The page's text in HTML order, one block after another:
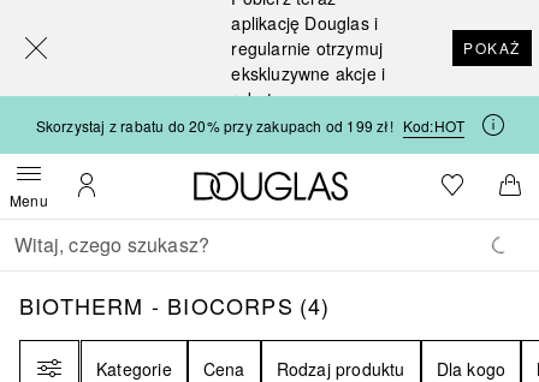
aplikację Douglas i
regularnie otrzymuj
ekskluzywne akcje i
rabaty
POKAŻ
Skorzystaj z rabatu do 20% przy zakupach od 199 zł! Kod:HOT
MenuOtwórz menuMoje konto
Strona główna Douglas
Do listyDo
Wracać
Wykonaj wyszukiwanie
BIOTHERM - BIOCORPS4
BIOTHERM - BIOCORPS (4)
Kategorie Cena Rodzaj produktu Dla kogo
[navigation.slideout.screenreader]